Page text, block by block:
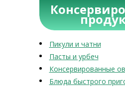
Пикули и чатни
Пасты и урбеч
Консервированные
Блюда быстрого